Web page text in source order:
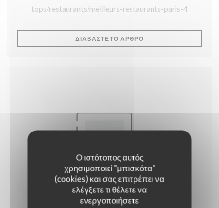
Ο ιστότοπος αυτός
χρησιμοποιεί "μπισκότα"
(cookies) και σας επιτρέπει να
ελέγξετε τι θέλετε να
ενεργοποιήσετε
tops/restaurants/meilleurs-restaurants-paris-4
ΔΙΑΒΆΣΤΕ ΤΟ ΆΡΘΡΟ((ΑΝΟΊΓΕΙ ΣΕ ΝΈΟ